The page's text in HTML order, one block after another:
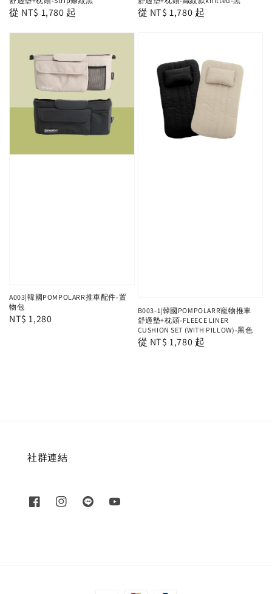
Regular
從 NT$ 1,780 起
Regular
從 NT$ 1,780 起
A003|韓國POMPOLARR推車配件-置
物包
Regular
NT$ 1,280
B003-1|韓國POMPOLARR寵物推車
舒適墊+枕頭-FLEECE LINER
CUSHION SET (WITH PILLOW)-黑色
Regular
從 NT$ 1,780 起
社群連結